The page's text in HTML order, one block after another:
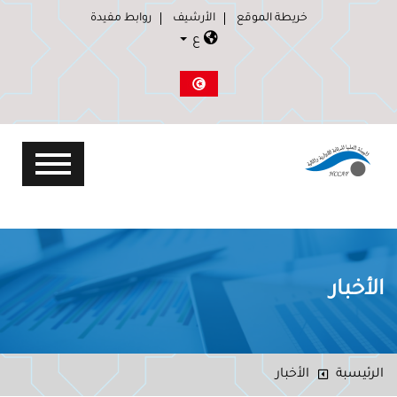
خريطة الموقع الأرشيف روابط مفيدة
ع
الأخبار
الرئيسبة الأخبار